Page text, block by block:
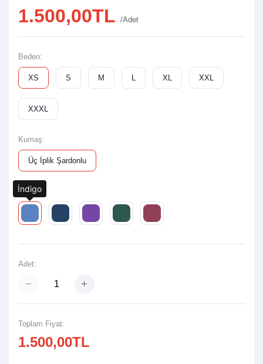
1.500,00TL /Adet
Beden:
XS S M XL XXL
XXXL
Kumaş:
Üç İplik Şardonlu
Renk:
Adet:
Toplam Fiyat:
1.500,00TL
İndigo